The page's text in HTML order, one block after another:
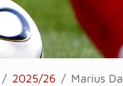
2025/26 Marius